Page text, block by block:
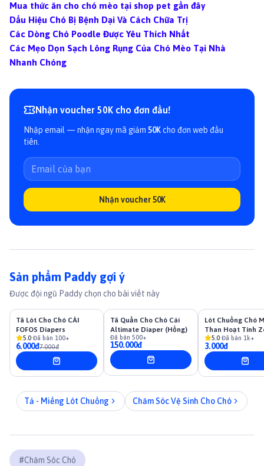
Mua thức ăn cho chó mèo tại shop pet gần đây
Dấu Hiệu Chó Bị Bệnh Dại Và Cách Chữa Trị
Các Dòng Chó Poodle Được Yêu Thích Nhất
Các Mẹo Dọn Sạch Lông Rụng Của Chó Mèo Tại Nhà
Nhanh Chóng
Nhận voucher 50K cho đơn đầu!
Nhập email — nhận ngay mã giảm 50Kcho đơn web đầu
tiên.
Nhận voucher 50K
Sản phẩm Paddy gợi ý
Được đội ngũ Paddy chọn cho bài viết này
-14 %
Tã Lót Cho Chó CÁI
FOFOS Diapers
5.0·Đã bán 100+
6.000đ7.000đ
Tã Quần Cho Chó Cái
Altimate Diaper (Hồng)
Đã bán 500+
150.000đ
Lót Chuồng Chó
Than Hoạt Tính
5.0·Đã bán 1k+
3.000đ
Tả - Miếng Lót Chuồng Chăm Sóc Vệ Sinh Cho Chó
#Chăm Sóc Chó